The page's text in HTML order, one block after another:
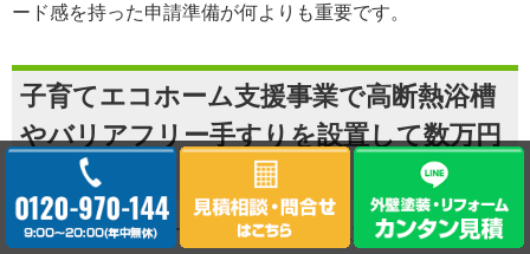
ード感を持った申請準備が何よりも重要です。
子育てエコホーム支援事業で高断熱浴槽
やバリアフリー手すりを設置して数万円
の還元を得る
国土交通省が主導する子育てエコホーム支援事業は、子育